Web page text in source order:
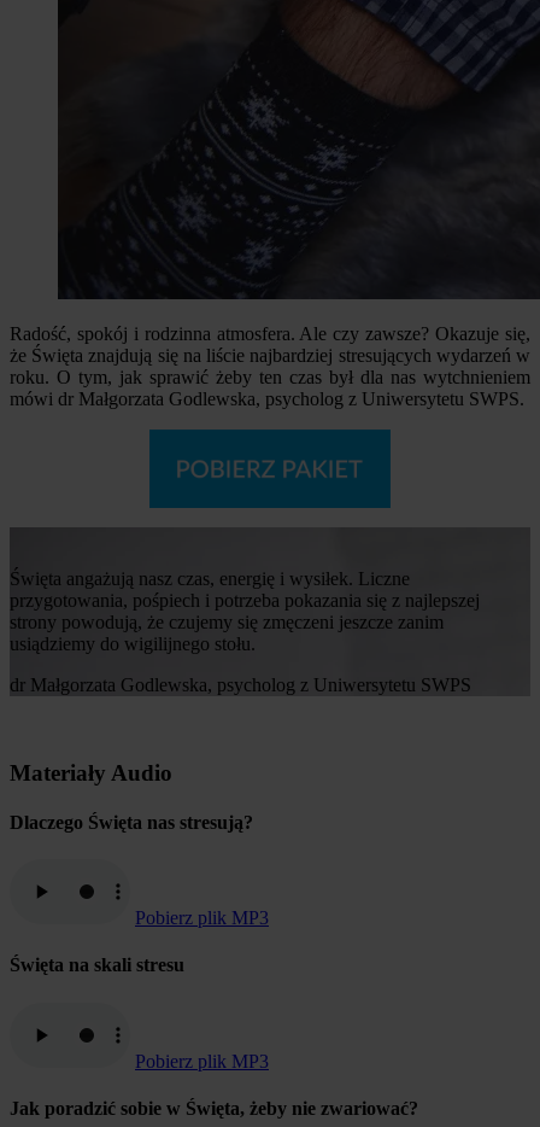
Radość, spokój i rodzinna atmosfera. Ale czy zawsze? Okazuje się,
że Święta znajdują się na liście najbardziej stresujących wydarzeń w
roku. O tym, jak sprawić żeby ten czas był dla nas wytchnieniem
mówi dr Małgorzata Godlewska, psycholog z Uniwersytetu SWPS.
Święta angażują nasz czas, energię i wysiłek. Liczne
przygotowania, pośpiech i potrzeba pokazania się z najlepszej
strony powodują, że czujemy się zmęczeni jeszcze zanim
usiądziemy do wigilijnego stołu.
dr Małgorzata Godlewska, psycholog z Uniwersytetu SWPS
Materiały Audio
Dlaczego Święta nas stresują?
Pobierz plik MP3
Święta na skali stresu
Pobierz plik MP3
Jak poradzić sobie w Święta, żeby nie zwariować?